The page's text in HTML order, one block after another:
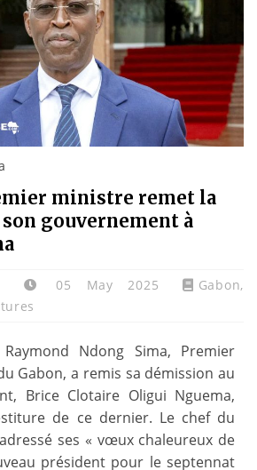
Réforme
Bénin :
ministre remet la
gouvernement à
05 May 2025 Gabon,
Ndong Sima, Premier
Gabon, a remis sa démission au
Brice Clotaire Oligui Nguema,
de ce dernier. Le chef du
ses « vœux chaleureux de
président pour le septennat